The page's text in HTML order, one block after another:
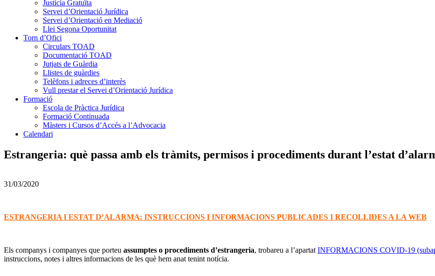
Justícia Gratuïta
Servei d’Orientació Jurídica
Servei d’Orientació en Mediació
Llei Segona Oportunitat
Torn d’Ofici
Circulars TOAD
Documentació TOAD
Jutjats de Guàrdia
Llistes de guàrdies
Telèfons i adreces d’interès
Vull prestar el Servei d’Orientació Jurídica
Formació
Escola de Pràctica Jurídica
Formació Continuada
Màsters i Cursos d’Accés a l’Advocacia
Calendari
Estrangeria: què passa amb els tràmits, permisos i procediments durant l’estat
31/03/2020
ESTRANGERIA I ESTAT D’ALARMA: INSTRUCCIONS I INFORMACIONS PUBLICADES I RECOLLIDES A LA WEB
Els companys i companyes que porteu assumptes o procediments d’estrangeria, trobareu a l’apartat INFORMACIONS COVID-19
instruccions, notes i altres informacions de les què hem anat tenint notícia.